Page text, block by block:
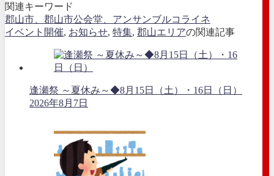
関連キーワード
郡山市、郡山市公会堂、アンサンブルコライネ
イベント開催, お知らせ, 特集, 郡山エリアの関連記事
逢瀬祭 ～夏休み～◆8月15日（土）・16日（日）
2026年8月7日